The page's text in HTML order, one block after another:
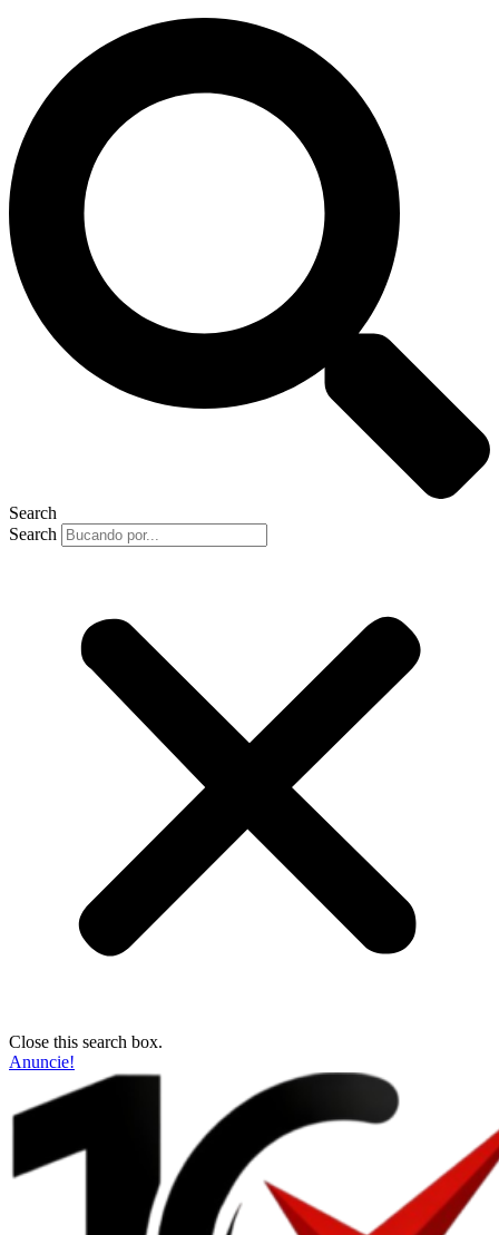
Search
Search
Close this search box.
Anuncie!